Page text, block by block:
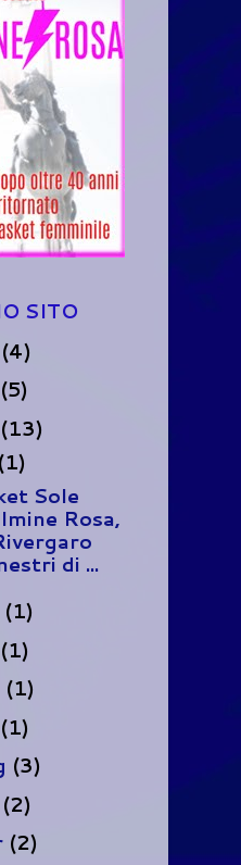
SITO
(4)
(5)
(13)
(1)
Sole
Rosa,
di ...
(1)
(1)
(1)
(1)
(3)
(2)
(2)